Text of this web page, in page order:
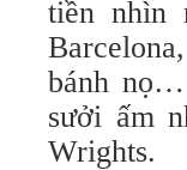
tiền nhìn
bánh nọ…
sưởi ấm
Wrights.